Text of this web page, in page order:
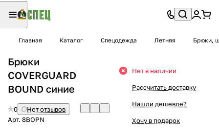
Главная Каталог Спецодежда Летняя Брюки,
Брюки
COVERGUARD
BOUND синие
0
Нет отзывов
Арт. 8BOPN
Нет в наличии
Рассчитать доставку
Нашли дешевле?
Хочу в подарок